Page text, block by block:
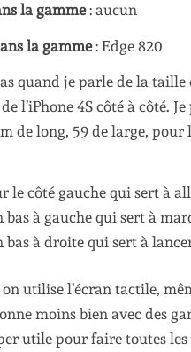
la gamme: aucun
la gamme: Edge 820
quand je parle de la taille
l’iPhone 4S côté à côté.
de long, 59 de large,
le côté gauche qui sert à
bas à gauche qui sert à
bas à droite qui sert à
utilise l’écran tactile,
moins bien avec des
utile pour faire toutes